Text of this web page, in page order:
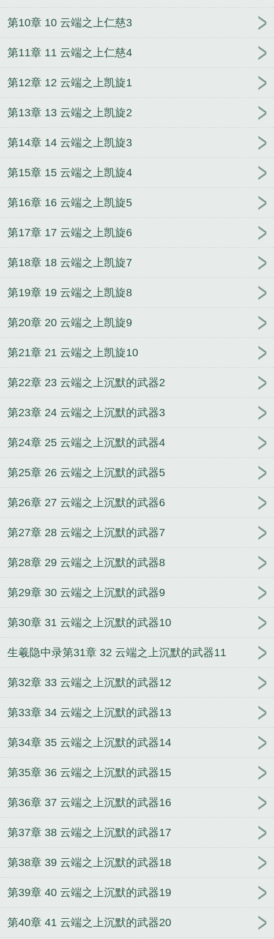
第10章 10 云端之上仁慈3
第11章 11 云端之上仁慈4
第12章 12 云端之上凯旋1
第13章 13 云端之上凯旋2
第14章 14 云端之上凯旋3
第15章 15 云端之上凯旋4
第16章 16 云端之上凯旋5
第17章 17 云端之上凯旋6
第18章 18 云端之上凯旋7
第19章 19 云端之上凯旋8
第20章 20 云端之上凯旋9
第21章 21 云端之上凯旋10
第22章 23 云端之上沉默的武器2
第23章 24 云端之上沉默的武器3
第24章 25 云端之上沉默的武器4
第25章 26 云端之上沉默的武器5
第26章 27 云端之上沉默的武器6
第27章 28 云端之上沉默的武器7
第28章 29 云端之上沉默的武器8
第29章 30 云端之上沉默的武器9
第30章 31 云端之上沉默的武器10
生羲隐中录第31章 32 云端之上沉默的武器11
第32章 33 云端之上沉默的武器12
第33章 34 云端之上沉默的武器13
第34章 35 云端之上沉默的武器14
第35章 36 云端之上沉默的武器15
第36章 37 云端之上沉默的武器16
第37章 38 云端之上沉默的武器17
第38章 39 云端之上沉默的武器18
第39章 40 云端之上沉默的武器19
第40章 41 云端之上沉默的武器20